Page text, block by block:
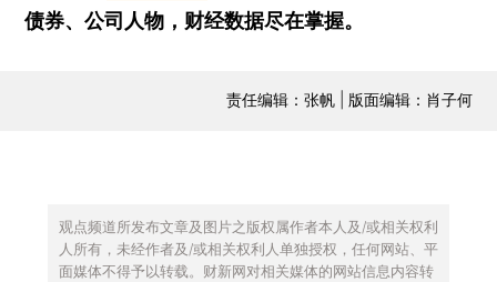
债券、公司人物，财经数据尽在掌握。
责任编辑：张帆 | 版面编辑：肖子何
观点频道所发布文章及图片之版权属作者本人及/或相关权利
人所有，未经作者及/或相关权利人单独授权，任何网站、平
面媒体不得予以转载。财新网对相关媒体的网站信息内容转